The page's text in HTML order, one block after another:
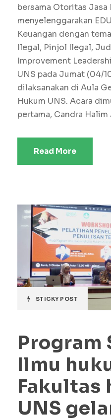
bersama Otoritas Jasa
menyelenggarakan
Keuangan dengan
Ilegal, Pinjol Ilegal,
Improvement
UNS pada Jumat (04/
dilaksanakan di Aula
Hukum UNS. Acara
pertama, Candra
Read More
STICKY POST
Program
Ilmu
Fakultas
UNS